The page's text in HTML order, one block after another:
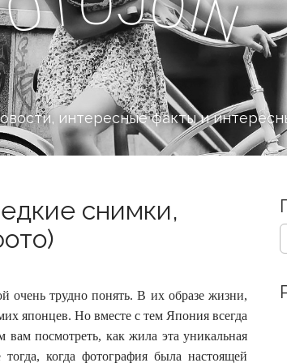
n
интересные факты и
снимки,
очень трудно понять. В их образе жизни,
японцев. Но вместе с тем Япония всегда
посмотреть, как жила эта уникальная
когда фотография была настоящей
S
e
c